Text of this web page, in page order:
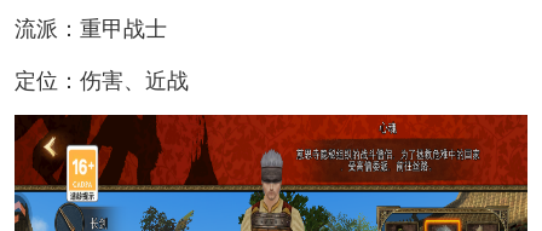
流派：重甲战士
定位：伤害、近战